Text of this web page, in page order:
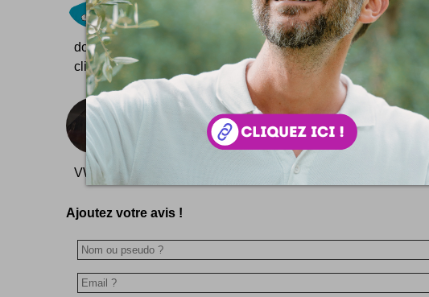
LaFraise annonce dans un mailing tombé
changement sur son site pour ... demain ! Le
donc simplement par email avec ces quelques mots aux
clients ... Verrez vous...
Fear Tracker
Y'a un gars sur Facebook il bosse super bien et il
propos de sa nouvelle réa ! A vous d'en juger ...
VW Et ça marche mieux et en plus grand sur le site : http://
Ajoutez votre avis !